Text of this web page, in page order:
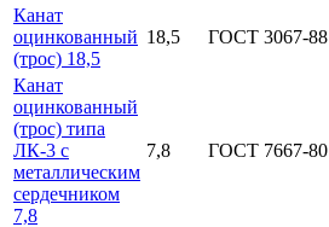
Канат
оцинкованный
(трос) 18,5
18,5 ГОСТ 3067-88
Канат
оцинкованный
(трос) типа
ЛК-3 с
металлическим
сердечником
7,8
7,8 ГОСТ 7667-80